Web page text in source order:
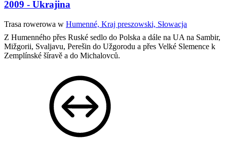
2009 - Ukrajina
Trasa rowerowa w Humenné, Kraj preszowski, Słowacja
Z Humenného přes Ruské sedlo do Polska a dále na UA na Sambir,
Mižgorii, Svaljavu, Perešin do Užgorodu a přes Velké Slemence k
Zemplínské šíravě a do Michalovců.